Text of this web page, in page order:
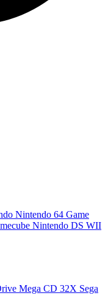
Nintendo 64 Game
Nintendo DS WII
Mega CD 32X Sega